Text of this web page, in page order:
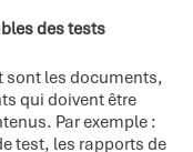
des tests
sont les documents,
qui doivent être
Par exemple :
test, les rapports de